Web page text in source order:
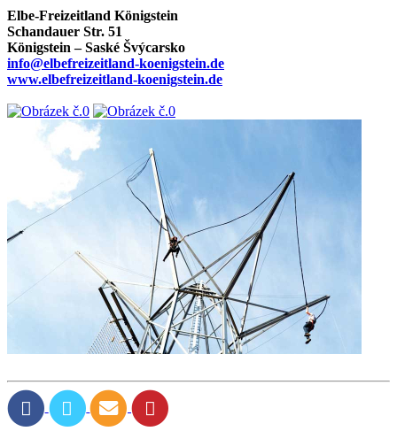
Elbe-Freizeitland Königstein
Schandauer Str. 51
Königstein – Saské Švýcarsko
info@elbefreizeitland-koenigstein.de
www.elbefreizeitland-koenigstein.de